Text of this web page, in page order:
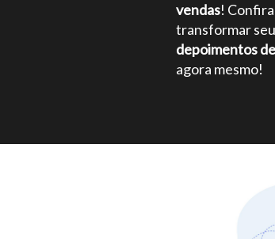
vendas!
transformar
depoimentos
agora mesmo!